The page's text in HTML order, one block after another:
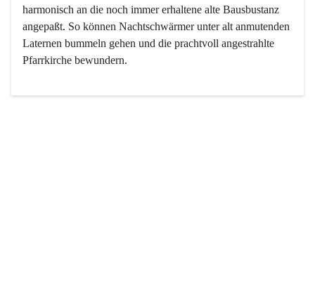
harmonisch an die noch immer erhaltene alte Bausbustanz
angepaßt. So können Nachtschwärmer unter alt anmutenden
Laternen bummeln gehen und die prachtvoll angestrahlte
Pfarrkirche bewundern.
Der Weinbau dominert heute nicht mehr, ist aber integrativer